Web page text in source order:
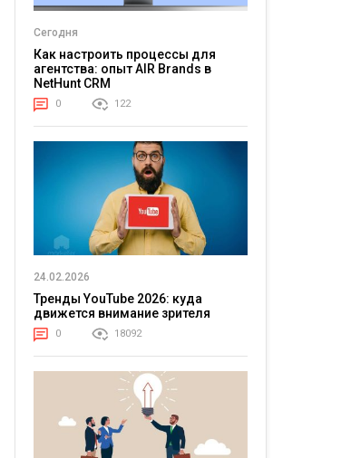
Сегодня
Как настроить процессы для
агентства: опыт AIR Brands в
NetHunt CRM
0 122
24.02.2026
Тренды YouTube 2026: куда
движется внимание зрителя
0 18092